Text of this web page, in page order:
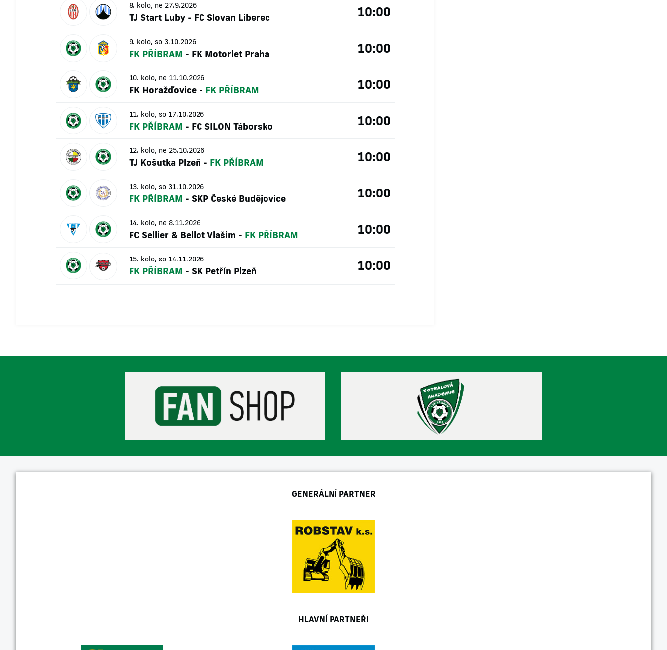
8. kolo, ne 27.9.2026
TJ Start Luby - FC Slovan Liberec 10:00
9. kolo, so 3.10.2026
FK PŘÍBRAM - FK Motorlet Praha 10:00
10. kolo, ne 11.10.2026
FK Horažďovice - FK PŘÍBRAM 10:00
11. kolo, so 17.10.2026
FK PŘÍBRAM - FC SILON Táborsko 10:00
12. kolo, ne 25.10.2026
TJ Košutka Plzeň - FK PŘÍBRAM 10:00
13. kolo, so 31.10.2026
FK PŘÍBRAM - SKP České Budějovice 10:00
14. kolo, ne 8.11.2026
FC Sellier & Bellot Vlašim - FK PŘÍBRAM 10:00
15. kolo, so 14.11.2026
FK PŘÍBRAM - SK Petřín Plzeň 10:00
GENERÁLNÍ PARTNER
HLAVNÍ PARTNEŘI